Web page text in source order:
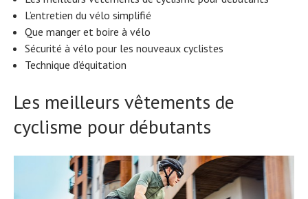
L’entretien du vélo simplifié
Que manger et boire à vélo
Sécurité à vélo pour les nouveaux cyclistes
Technique d’équitation
Les meilleurs vêtements de
cyclisme pour débutants